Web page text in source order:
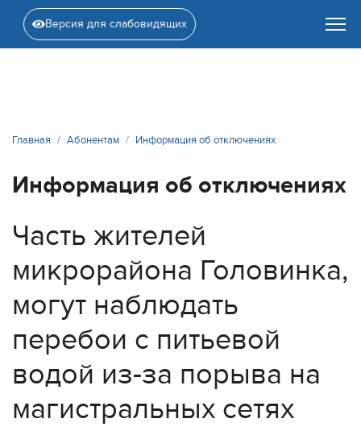
Версия для слабовидящих
Главная Абонентам Информация об отключениях
Информация об отключениях
Часть жителей
микрорайона Головинка,
могут наблюдать
перебои с питьевой
водой из-за порыва на
магистральных сетях